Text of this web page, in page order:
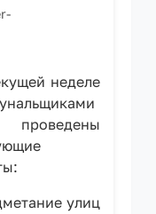
-
неделе
проведены
улиц